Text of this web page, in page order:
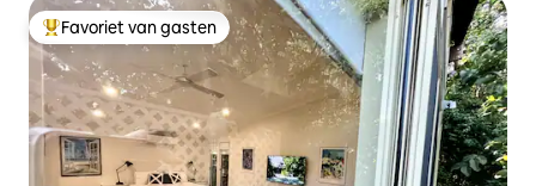
Topfavoriet van gasten
Favoriet van gasten